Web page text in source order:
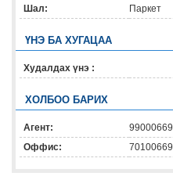
Шал:
Паркет
ҮНЭ БА ХУГАЦАА
Худалдах үнэ :
ХОЛБОО БАРИХ
Агент:
99000669
Оффис:
70100669